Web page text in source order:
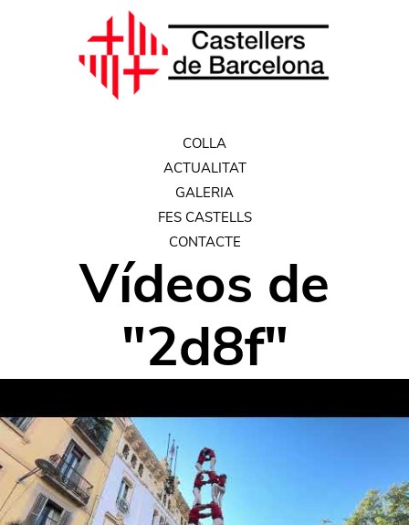
COLLA
ACTUALITAT
GALERIA
FES CASTELLS
CONTACTE
Vídeos de
"2d8f"